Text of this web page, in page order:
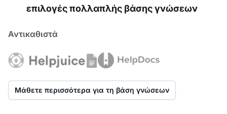
επιλογές πολλαπλής βάσης γνώσεων
Αντικαθιστά
Μάθετε περισσότερα για τη βάση γνώσεων